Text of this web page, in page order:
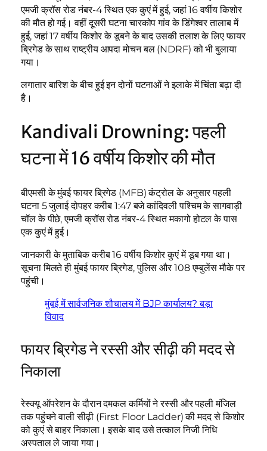
एमजी क्रॉस रोड नंबर-4 स्थित एक कुएं में हुई, जहां 16 वर्षीय किशोर
की मौत हो गई। वहीं दूसरी घटना चारकोप गांव के डिंगेश्वर तालाब में
हुई, जहां 17 वर्षीय किशोर के डूबने के बाद उसकी तलाश के लिए फायर
ब्रिगेड के साथ राष्ट्रीय आपदा मोचन बल (NDRF) को भी बुलाया
गया।
लगातार बारिश के बीच हुई इन दोनों घटनाओं ने इलाके में चिंता बढ़ा दी
है।
Kandivali Drowning: पहली
घटना में 16 वर्षीय किशोर की मौत
बीएमसी के मुंबई फायर ब्रिगेड (MFB) कंट्रोल के अनुसार पहली
घटना 5 जुलाई दोपहर करीब 1:47 बजे कांदिवली पश्चिम के सागवाड़ी
चॉल के पीछे, एमजी क्रॉस रोड नंबर-4 स्थित मकागो होटल के पास
एक कुएं में हुई।
जानकारी के मुताबिक करीब 16 वर्षीय किशोर कुएं में डूब गया था।
सूचना मिलते ही मुंबई फायर ब्रिगेड, पुलिस और 108 एम्बुलेंस मौके पर
पहुंची।
मुंबई में सार्वजनिक शौचालय में BJP कार्यालय? बड़ा
विवाद
फायर ब्रिगेड ने रस्सी और सीढ़ी की मदद से
निकाला
रेस्क्यू ऑपरेशन के दौरान दमकल कर्मियों ने रस्सी और पहली मंजिल
तक पहुंचने वाली सीढ़ी (First Floor Ladder) की मदद से किशोर
को कुएं से बाहर निकाला। इसके बाद उसे तत्काल निजी निधि
अस्पताल ले जाया गया।